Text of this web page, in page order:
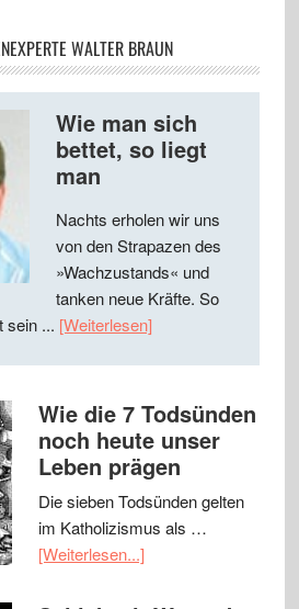
WALTER BRAUN
Wie man sich
bettet, so liegt
man
Nachts erholen wir uns
von den Strapazen des
»Wachzustands« und
tanken neue Kräfte. So
sein ... [Weiterlesen]
Wie die 7 Todsünden
noch heute unser
Leben prägen
Die sieben Todsünden gelten
im Katholizismus als …
[Weiterlesen...]